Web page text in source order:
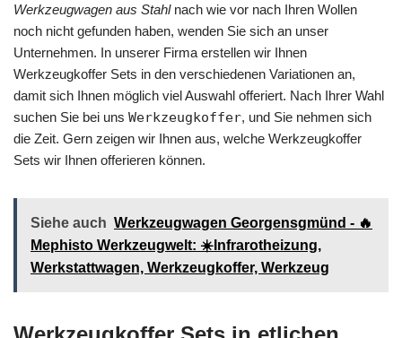
Werkzeugwagen aus Stahlnach wie vor nach Ihren Wollen
noch nicht gefunden haben, wenden Sie sich an unser
Unternehmen. In unserer Firma erstellen wir Ihnen
Werkzeugkoffer Sets in den verschiedenen Variationen an,
damit sich Ihnen möglich viel Auswahl offeriert. Nach Ihrer Wahl
suchen Sie bei uns Werkzeugkoffer, und Sie nehmen sich
die Zeit. Gern zeigen wir Ihnen aus, welche Werkzeugkoffer
Sets wir Ihnen offerieren können.
Siehe auch Werkzeugwagen Georgensgmünd - 🔥
Mephisto Werkzeugwelt: ☀️Infrarotheizung,
Werkstattwagen, Werkzeugkoffer, Werkzeug